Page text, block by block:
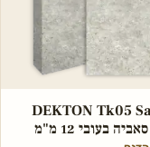
DEKTON Tk05
בעובי 12 מ"מ